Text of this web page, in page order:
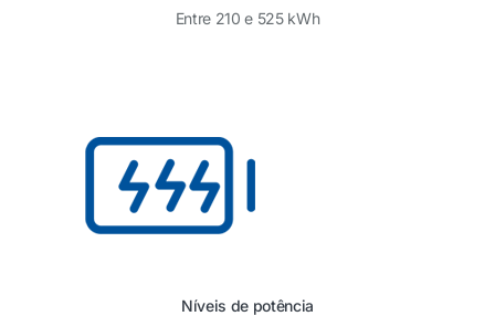
Entre 210 e 525 kWh
Níveis de potência